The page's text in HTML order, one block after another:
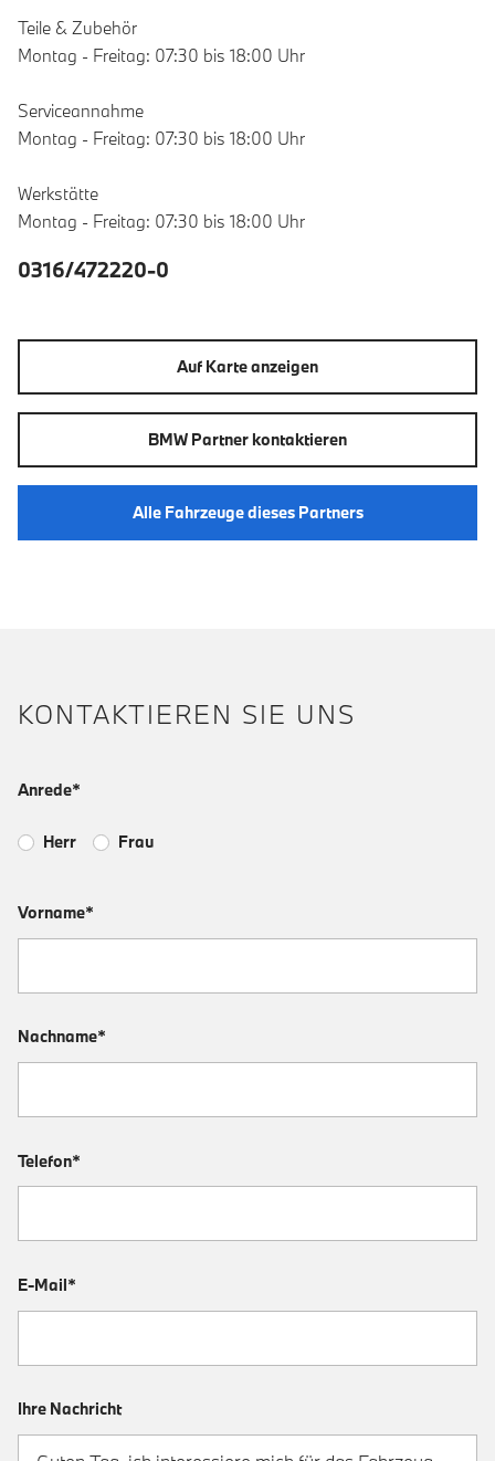
Teile & Zubehör
Montag - Freitag: 07:30 bis 18:00 Uhr
Serviceannahme
Montag - Freitag: 07:30 bis 18:00 Uhr
Werkstätte
Montag - Freitag: 07:30 bis 18:00 Uhr
0316/472220-0
Auf Karte anzeigen
BMW Partner kontaktieren
Alle Fahrzeuge dieses Partners
KONTAKTIEREN SIE UNS
Anrede*
Herr Frau
Vorname*
Nachname*
Telefon*
E-Mail*
Ihre Nachricht